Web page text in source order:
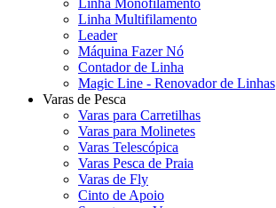
Linha Monofilamento
Linha Multifilamento
Leader
Máquina Fazer Nó
Contador de Linha
Magic Line - Renovador de Linhas
Varas de Pesca
Varas para Carretilhas
Varas para Molinetes
Varas Telescópica
Varas Pesca de Praia
Varas de Fly
Cinto de Apoio